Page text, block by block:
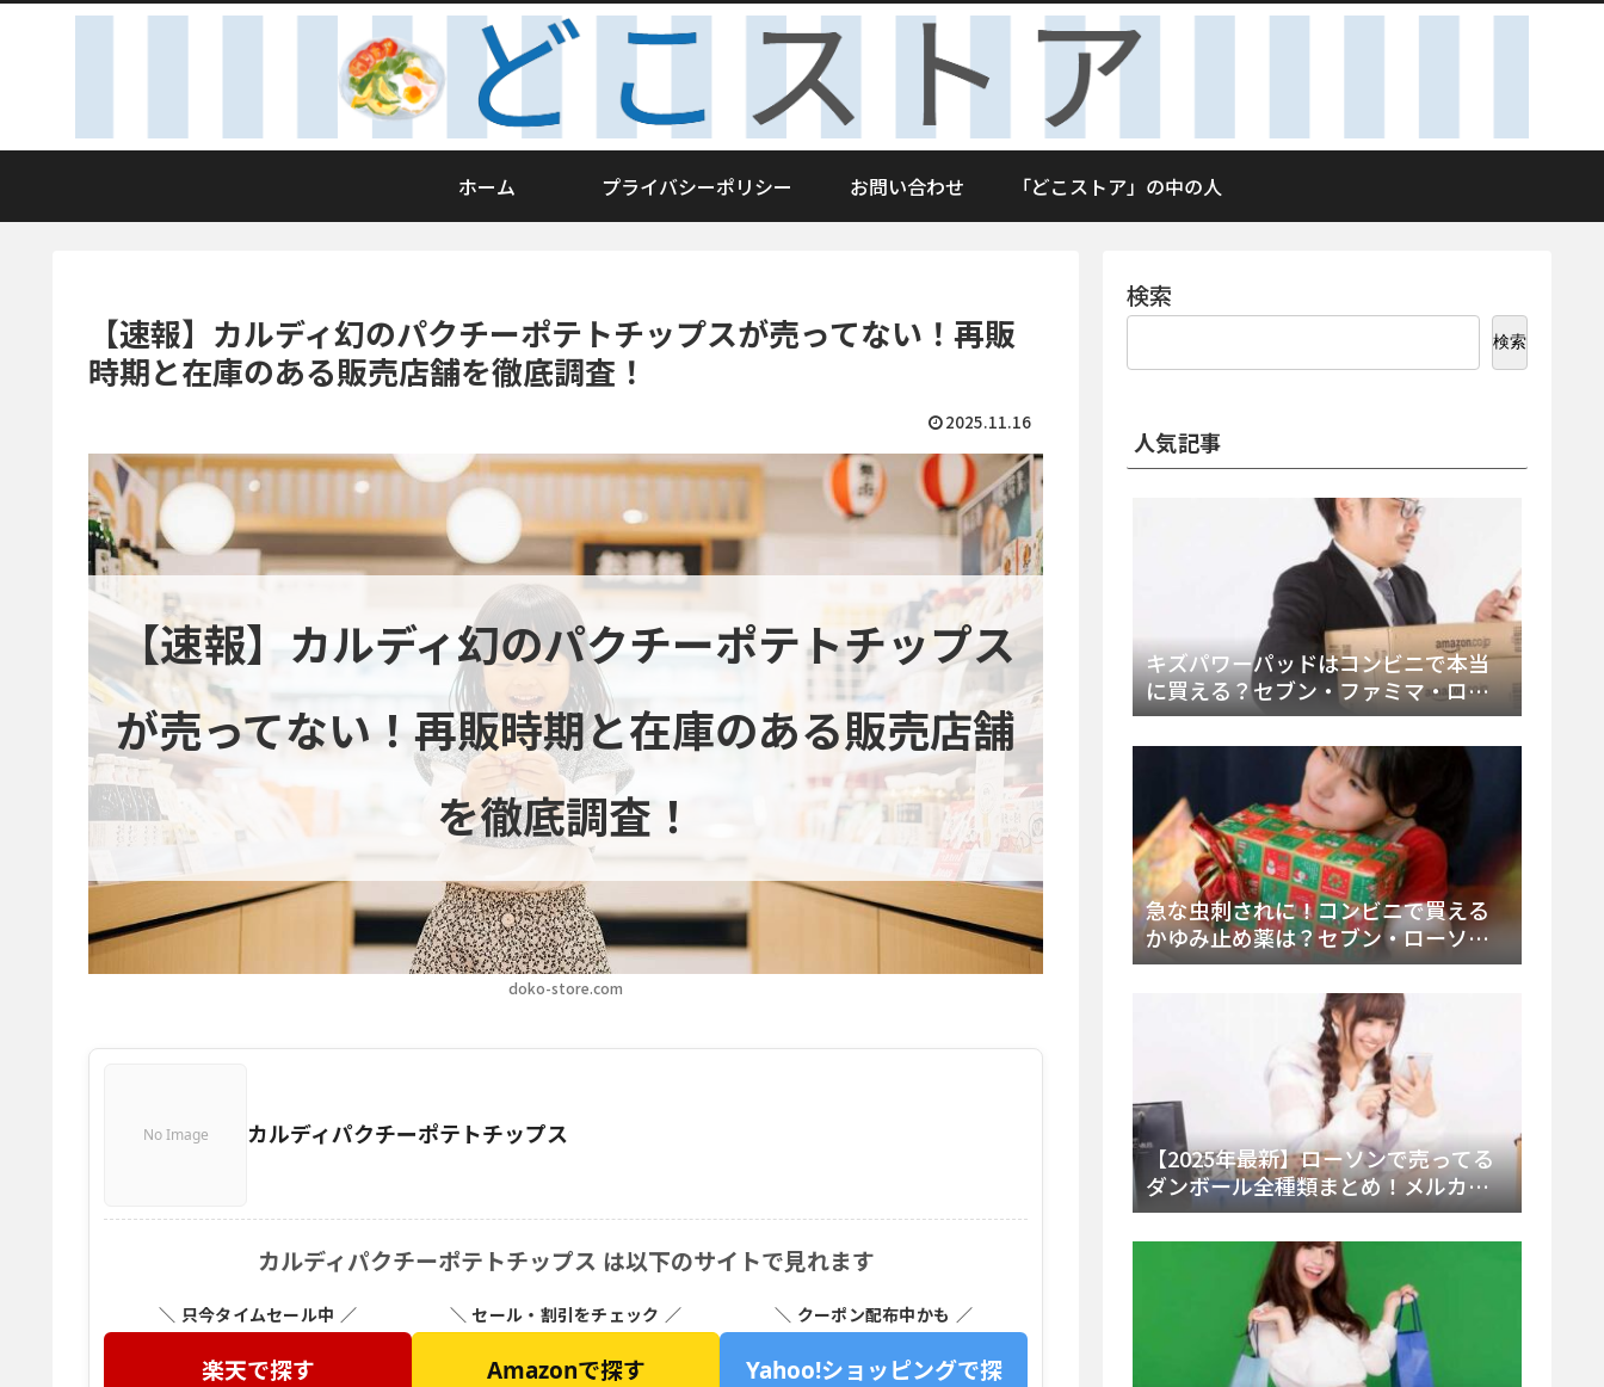
ホーム プライバシーポリシー お問い合わせ 「どこストア」の中の人
【速報】カルディ幻のパクチーポテトチップスが売ってない！再販
時期と在庫のある販売店舗を徹底調査！
2025.11.16
doko-store.com
【速報】カルディ幻のパクチーポテトチップス
が売ってない！再販時期と在庫のある販売店舗
を徹底調査！
No Image カルディパクチーポテトチップス
カルディパクチーポテトチップス は以下のサイトで見れます
＼ 只今タイムセール中 ／
楽天で探す
＼ セール・割引をチェック ／
Amazonで探す
＼ クーポン配布中かも ／
Yahoo!ショッピングで探
検索
検索
人気記事
キズパワーパッドはコンビニで本当
に買える？セブン・ファミマ・ロー
ソン徹底調査＆値段と種類別販売場
所まとめ
急な虫刺されに！コンビニで買える
かゆみ止め薬は？セブン・ローソ
ン・ファミマの販売状況と定番商品
【2025年最新】ローソンで売ってる
ダンボール全種類まとめ！メルカリ
便・ゆうパック対応サイズと価格を
徹底解説